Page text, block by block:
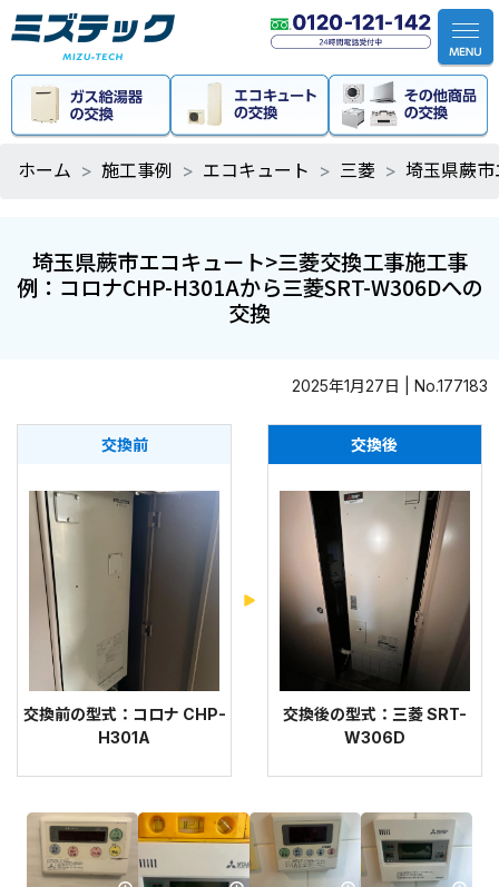
ホーム 施工事例 エコキュート 三菱 埼玉県蕨
埼玉県蕨市エコキュート>三菱交換工事施工事
例：コロナCHP-H301Aから三菱SRT-W306Dへの
交換
2025年1月27日 | No.177183
交換前
交換前の型式：コロナ CHP-
H301A
交換後
交換後の型式：三菱 SRT-
W306D